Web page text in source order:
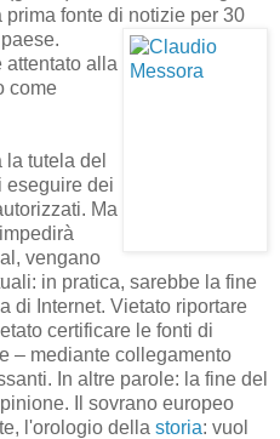
fonte di notizie per 30
attentato alla
come
tutela del
eseguire dei
Ma
vengano
in pratica, sarebbe la fine
di Internet. Vietato riportare
certificare le fonti di
– mediante collegamento
In altre parole: la fine del
Il sovrano europeo
l'orologio della storia: vuol